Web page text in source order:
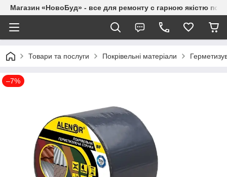
Магазин «НовоБуд» - все для ремонту с гарною якістю по
Товари та послуги Покрівельні матеріали
–7%